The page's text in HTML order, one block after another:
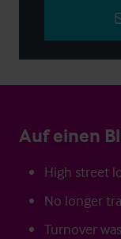
Auf einen
High street
No longer
Turnover